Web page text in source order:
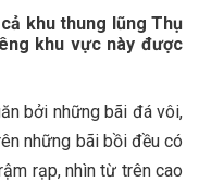
khu thung lũng Thụ
khu vực này được
bởi những bãi đá vôi,
những bãi bồi đều có
rạp, nhìn từ trên cao